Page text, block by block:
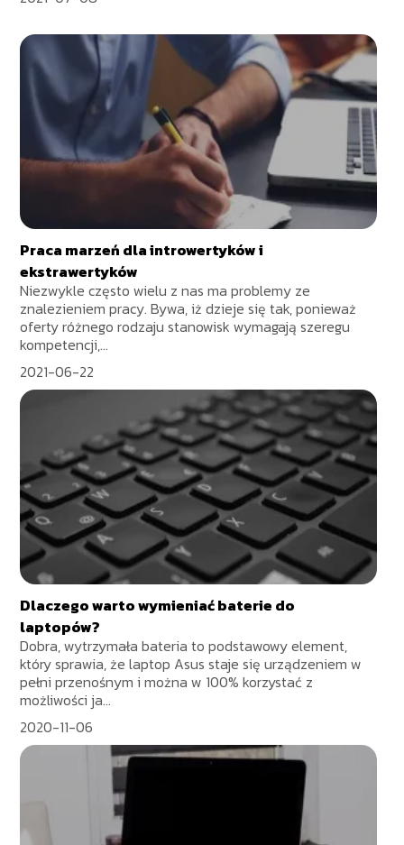
Praca marzeń dla introwertyków i
ekstrawertyków
Niezwykle często wielu z nas ma problemy ze
znalezieniem pracy. Bywa, iż dzieje się tak, ponieważ
oferty różnego rodzaju stanowisk wymagają szeregu
kompetencji,...
2021-06-22
Dlaczego warto wymieniać baterie do
laptopów?
Dobra, wytrzymała bateria to podstawowy element,
który sprawia, że laptop Asus staje się urządzeniem w
pełni przenośnym i można w 100% korzystać z
możliwości ja...
2020-11-06